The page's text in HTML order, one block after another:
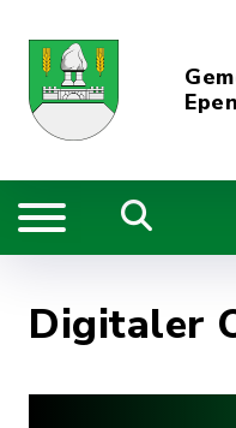
Digitaler